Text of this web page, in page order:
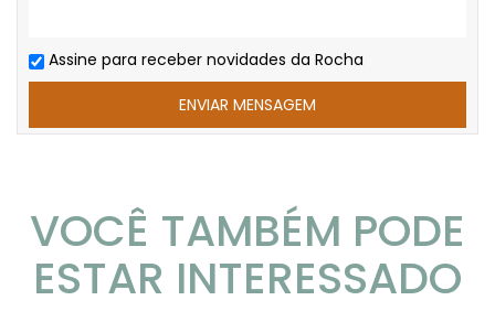
Assine para receber novidades da Rocha
VOCÊ TAMBÉM PODE
ESTAR INTERESSADO